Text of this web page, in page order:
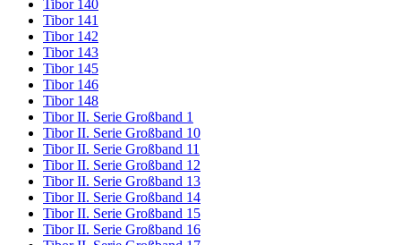
Tibor 140
Tibor 141
Tibor 142
Tibor 143
Tibor 145
Tibor 146
Tibor 148
Tibor II. Serie Großband 1
Tibor II. Serie Großband 10
Tibor II. Serie Großband 11
Tibor II. Serie Großband 12
Tibor II. Serie Großband 13
Tibor II. Serie Großband 14
Tibor II. Serie Großband 15
Tibor II. Serie Großband 16